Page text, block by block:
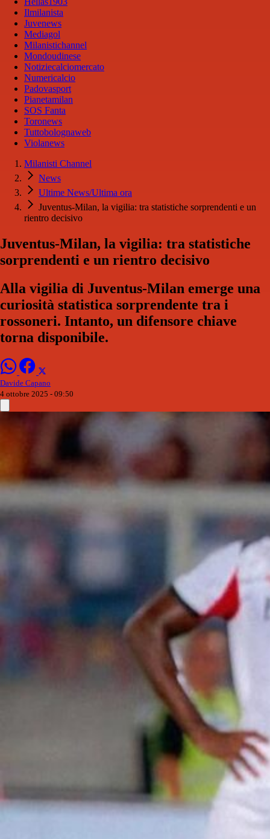
Ilmilanista
Juvenews
Mediagol
Milanistichannel
Mondoudinese
Notiziecalciomercato
Numericalcio
Padovasport
Pianetamilan
SOS Fanta
Toronews
Tuttobolognaweb
Violanews
Milanisti Channel
News
Ultime News/Ultima ora
Juventus-Milan, la vigilia: tra statistiche sorprendenti e un
rientro decisivo
Juventus-Milan, la vigilia: tra statistiche
sorprendenti e un rientro decisivo
Alla vigilia di Juventus-Milan emerge una
curiosità statistica sorprendente tra i
rossoneri. Intanto, un difensore chiave
torna disponibile.
Davide Capano
4 ottobre 2025 - 09:50